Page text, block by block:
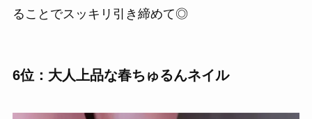
ることでスッキリ引き締めて◎
6位：大人上品な春ちゅるんネイル